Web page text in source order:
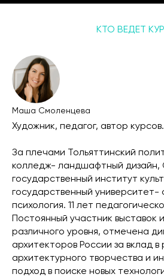
КТО ВЕДЕТ
Маша Смоленцева
Художник, педагог, автор курсов.
За плечами Тольяттинский
колледж- ландшафтный дизайн,
государственный институт
государственный университет-
психология. 11 лет
Постоянный участник выставок
различного уровня, отмечена
архитекторов России за вклад в
архитектурного творчества и
подход в поиске новых